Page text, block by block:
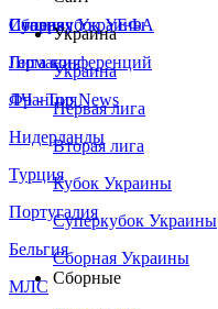
Сборная Украины
Италия
Германия
Франция
Нидерланды
Турция
Португалия
Бельгия
МЛС
Суперкубок УЕФА
Лига конференций
ЛЧ - Top News
Украина
Украина
Первая лига
Вторая лига
Кубок Украины
Суперкубок Украины
Сборная Украины
Сборные